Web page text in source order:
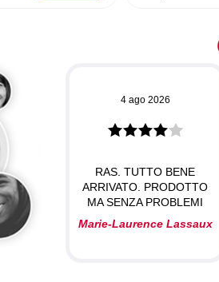
4 ago 2026
RAS. TUTTO BENE
ARRIVATO. PRODOTTO
MA SENZA PROBLEMI
Marie-Laurence Lassaux